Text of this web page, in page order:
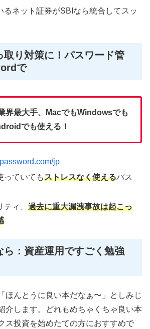
るネット証券がSBIなら統合してスッ
取り対策に！パスワード管
で
界最大手、MacでもWindowsでも
でも使える！
jp
っていてもストレスなく使えるパス
ティ、過去に重大漏洩事故は起こっ
ら：資産運用ですごく勉強
ほんとうに良い本だなぁ〜」としみじ
介します。どれもめちゃくちゃ良い本
ス投資を始めたての方におすすめで